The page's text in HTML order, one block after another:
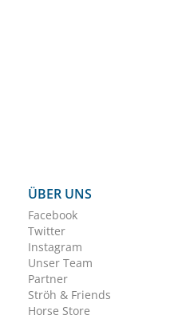
ÜBER UNS
Facebook
Twitter
Instagram
Unser Team
Partner
Ströh & Friends
Horse Store